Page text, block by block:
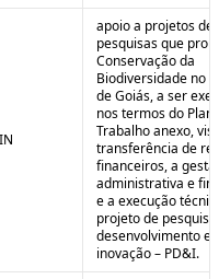
apoio a projetos de
pesquisas que
Conservação da
Biodiversidade no
de Goiás, a ser
nos termos do
Trabalho anexo,
transferência de
financeiros, a
administrativa e
e a execução
projeto de pesquisa,
desenvolvimento e
inovação – PD&I.